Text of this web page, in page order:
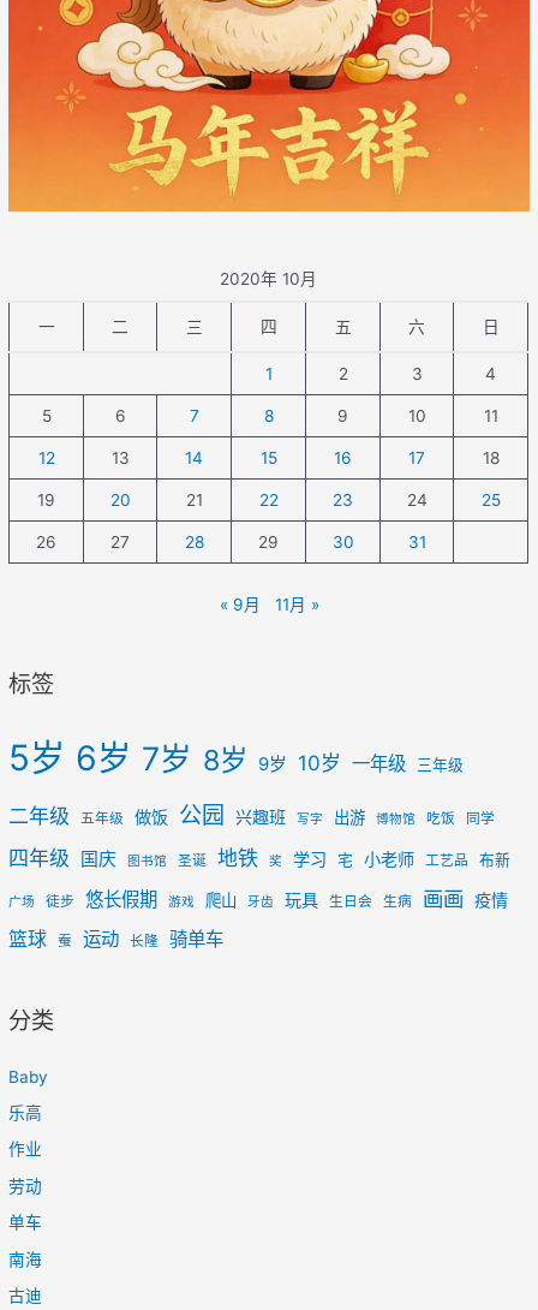
2020年 10月
一 二 三 四 五 六 日
1 2 3 4
5 6 7 8 9 10 11
12 13 14 15 16 17 18
19 20 21 22 23 24 25
26 27 28 29 30 31
« 9月 11月 »
标签
5岁 6岁 7岁 8岁 9岁 10岁 一年级 三年级
二年级 五年级 做饭 公园 兴趣班 写字 出游 博物馆 吃饭 同学
四年级 国庆 图书馆 圣诞 地铁 奖 学习 宅 小老师 工艺品 布新
广场 徒步 悠长假期 游戏 爬山 牙齿 玩具 生日会 生病 画画 疫情
篮球 蚕 运动 长隆 骑单车
分类
Baby
乐高
作业
劳动
单车
南海
古迪